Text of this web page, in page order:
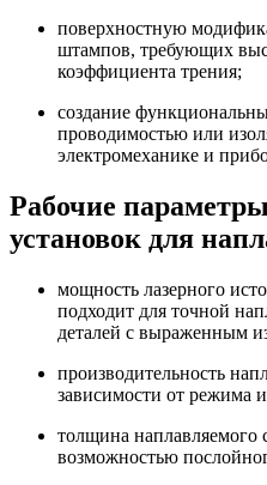
поверхностную
штампов, требующих
коэффициента трения;
создание
проводимостью или
электромеханике и
Рабочие
установок для
мощность лазерного
подходит для точной
деталей с выраженным
производительность
зависимости от режима
толщина
возможностью